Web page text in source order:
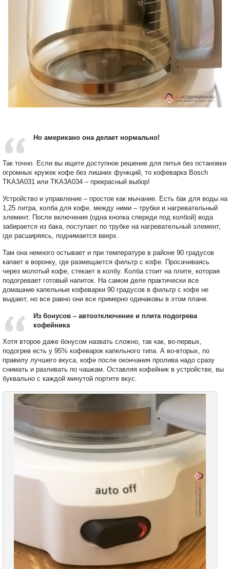
Но американо она делает нормально!
Так точно. Если вы ищете доступное решение для питья без остановки
огромных кружек кофе без лишних функций, то кофеварка Bosch
TKA3A031 или TKA3A034 – прекрасный выбор!
Устройство и управление – простое как мычание. Есть бак для воды на
1,25 литра, колба для кофе, между ними – трубки и нагревательный
элемент. После включения (одна кнопка спереди под колбой) вода
забирается из бака, поступает по трубке на нагревательный элемент,
где расширяясь, поднимается вверх.
Там она немного остывает и при температуре в районе 90 градусов
капает в воронку, где размещается фильтр с кофе. Просачиваясь
через молотый кофе, стекает в колбу. Колба стоит на плите, которая
подогревает готовый напиток. На самом деле практически все
домашние капельные кофеварки 90 градусов в фильтр с кофе не
выдают, но все равно они все примерно одинаковы в этом плане.
Из бонусов – автоотключение и плита подогрева
кофейника
Хотя второе даже бонусом назвать сложно, так как, во-первых,
подогрев есть у 95% кофеварок капельного типа. А во-вторых, по
правилу лучшего вкуса, кофе после окончания пролива надо сразу
снимать и разливать по чашкам. Оставляя кофейник в устройстве, вы
буквально с каждой минутой портите вкус.